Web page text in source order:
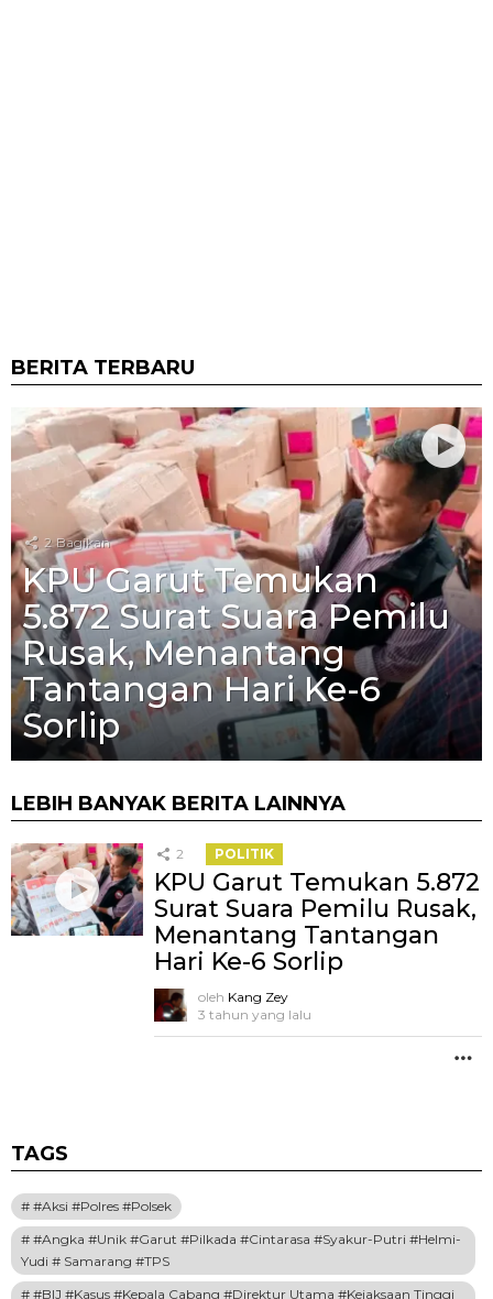
BERITA TERBARU
2 Bagikan
KPU Garut Temukan
5.872 Surat Suara Pemilu
Rusak, Menantang
Tantangan Hari Ke-6
Sorlip
LEBIH BANYAK BERITA LAINNYA
2 POLITIK
KPU Garut Temukan 5.872
Surat Suara Pemilu Rusak,
Menantang Tantangan
Hari Ke-6 Sorlip
oleh Kang Zey
3 tahun yang lalu
TAGS
#Aksi #Polres #Polsek
#Angka #Unik #Garut #Pilkada #Cintarasa #Syakur-Putri #Helmi-
Yudi # Samarang #TPS
#BIJ #Kasus #Kepala Cabang #Direktur Utama #Kejaksaan Tinggi